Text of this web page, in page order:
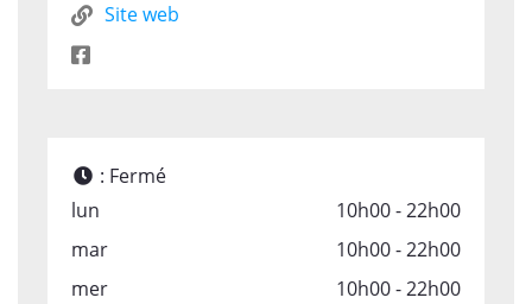
Site web
: Fermé
lun
10h00 - 22h00
mar
10h00 - 22h00
mer
10h00 - 22h00